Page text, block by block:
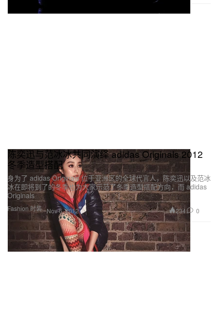
Fashion 时装
陈奕迅与范冰冰共同演绎 adidas Originals 2012
冬季造型搭配
身为了 adidas Originals 位于亚洲区的全球代言人，陈奕迅以及范冰
冰在即将到了的冬季也为大家示范了冬季造型搭配方向，而 adidas
Originals
Nov 6, 2012 234 0